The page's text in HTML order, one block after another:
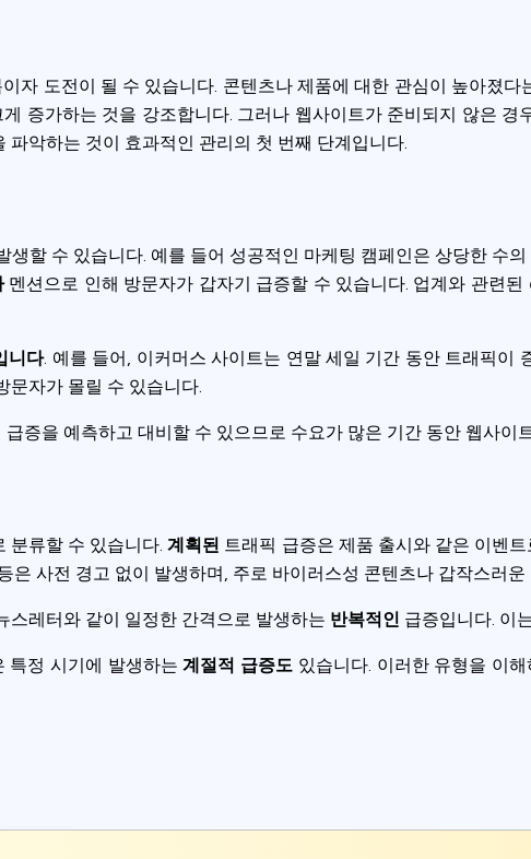
자 도전이 될 수 있습니다. 콘텐츠나 제품에 대한 관심이 높아졌
증가하는 것을 강조합니다. 그러나 웹사이트가 준비되지 않은
악하는 것이 효과적인 관리의 첫 번째 단계입니다.
생할 수 있습니다. 예를 들어 성공적인 마케팅 캠페인은 상당한 수
멘션으로 인해 방문자가 갑자기 급증할 수 있습니다. 업계와 관련된
니다. 예를 들어, 이커머스 사이트는 연말 세일 기간 동안 트래픽이
문자가 몰릴 수 있습니다.
증을 예측하고 대비할 수 있으므로 수요가 많은 기간 동안 웹사이
분류할 수 있습니다.계획된 트래픽 급증은 제품 출시와 같은 이벤
은 사전 경고 없이 발생하며, 주로 바이러스성 콘텐츠나 갑작스러운
스레터와 같이 일정한 간격으로 발생하는 반복적인 급증입니다. 이
특정 시기에 발생하는계절적 급증도 있습니다. 이러한 유형을 이